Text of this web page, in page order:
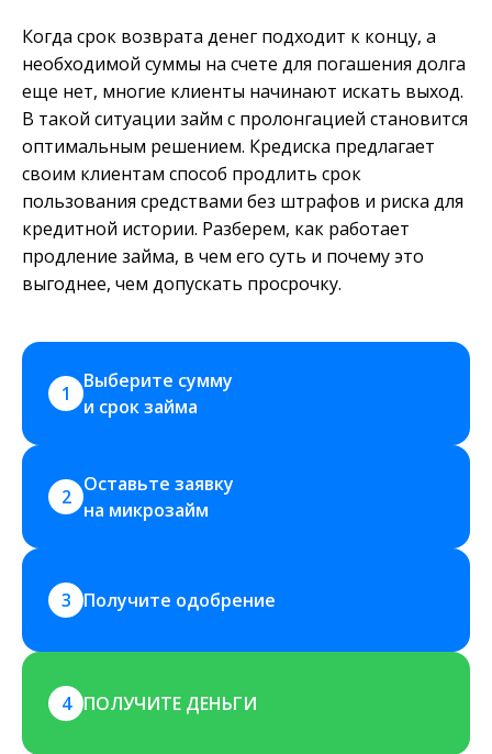
Когда срок возврата денег подходит к концу, а
необходимой суммы на счете для погашения долга
еще нет, многие клиенты начинают искать выход.
В такой ситуации займ с пролонгацией становится
оптимальным решением. Кредиска предлагает
своим клиентам способ продлить срок
пользования средствами без штрафов и риска для
кредитной истории. Разберем, как работает
продление займа, в чем его суть и почему это
выгоднее, чем допускать просрочку.
1
Выберите сумму
и срок займа
2
Оставьте заявку
на микрозайм
3 Получите одобрение
4 ПОЛУЧИТЕ ДЕНЬГИ